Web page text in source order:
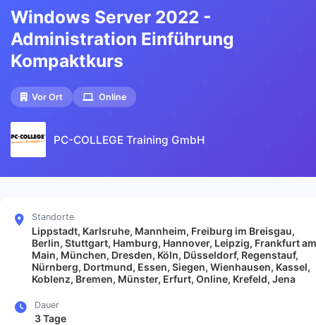
Windows Server 2022 -
Administration Einführung
Kompaktkurs
Vor Ort Online
PC-COLLEGE Training GmbH
Standorte
Lippstadt, Karlsruhe, Mannheim, Freiburg im Breisgau,
Berlin, Stuttgart, Hamburg, Hannover, Leipzig, Frankfurt am
Main, München, Dresden, Köln, Düsseldorf, Regenstauf,
Nürnberg, Dortmund, Essen, Siegen, Wienhausen, Kassel,
Koblenz, Bremen, Münster, Erfurt, Online, Krefeld, Jena
Dauer
3 Tage